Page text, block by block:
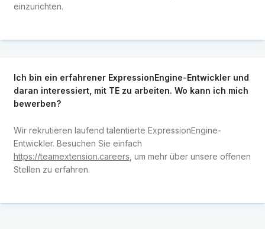
einzurichten.
Ich bin ein erfahrener ExpressionEngine-Entwickler und
daran interessiert, mit TE zu arbeiten. Wo kann ich mich
bewerben?
Wir rekrutieren laufend talentierte ExpressionEngine-
Entwickler. Besuchen Sie einfach
https://teamextension.careers , um mehr über unsere offenen
Stellen zu erfahren.